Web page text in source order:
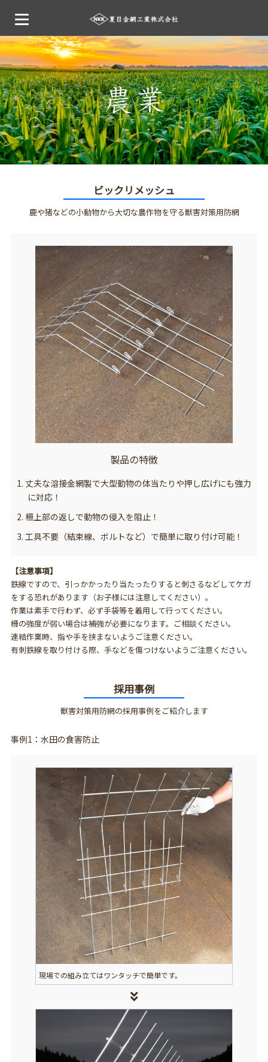
ビックリメッシュ
鹿や猪などの小動物から大切な農作物を守る獣害対策用防網
製品の特徴
1. 丈夫な溶接金網製で大型動物の体当たりや押し広げにも強力
に対応！
2. 柵上部の返しで動物の侵入を阻止！
3. 工具不要（結束線、ボルトなど）で簡単に取り付け可能！
【注意事項】
鉄線ですので、引っかかったり当たったりすると刺さるなどしてケガ
をする恐れがあります（お子様には注意してください）。
作業は素手で行わず、必ず手袋等を着用して行ってください。
柵の強度が弱い場合は補強が必要になります。ご相談ください。
連結作業時、指や手を挟まないようご注意ください。
有刺鉄線を取り付ける際、手などを傷つけないようご注意ください。
採用事例
獣害対策用防網の採用事例をご紹介します
事例1：水田の食害防止
現場での組み立てはワンタッチで簡単です。